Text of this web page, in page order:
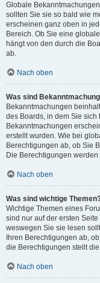
Globale
sollten Sie sie so bald wie
erscheinen ganz oben in
Bereich. Ob Sie eine
hängt von den durch die
ab.
Nach oben
Was sind
Bekanntmachungen
des Boards, in dem Sie
Bekanntmachungen
erstellt wurden. Wie bei
Berechtigungen ab, ob Sie
Die Berechtigungen
Nach oben
Was sind wichtige
Wichtige Themen eines
sind nur auf der ersten
weswegen Sie sie lesen
Ihren Berechtigungen ab,
die Berechtigungen stellt
Nach oben